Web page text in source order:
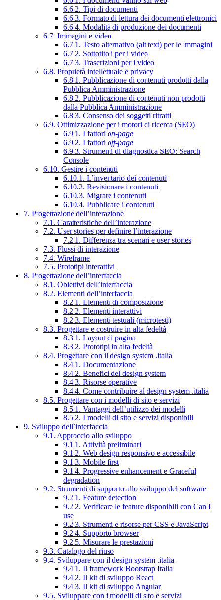
6.6.2. Tipi di documenti
6.6.3. Formato di lettura dei documenti elettronici
6.6.4. Modalità di produzione dei documenti
6.7. Immagini e video
6.7.1. Testo alternativo (alt text) per le immagini
6.7.2. Sottotitoli per i video
6.7.3. Trascrizioni per i video
6.8. Proprietà intellettuale e privacy
6.8.1. Pubblicazione di contenuti prodotti dalla
Pubblica Amministrazione
6.8.2. Pubblicazione di contenuti non prodotti
dalla Pubblica Amministrazione
6.8.3. Consenso dei soggetti ritratti
6.9. Ottimizzazione per i motori di ricerca (SEO)
6.9.1. I fattori on-page
6.9.2. I fattori off-page
6.9.3. Strumenti di diagnostica SEO: Search
Console
6.10. Gestire i contenuti
6.10.1. L’inventario dei contenuti
6.10.2. Revisionare i contenuti
6.10.3. Migrare i contenuti
6.10.4. Pubblicare i contenuti
7. Progettazione dell’interazione
7.1. Caratteristiche dell’interazione
7.2. User stories per definire l’interazione
7.2.1. Differenza tra scenari e user stories
7.3. Flussi di interazione
7.4. Wireframe
7.5. Prototipi interattivi
8. Progettazione dell’interfaccia
8.1. Obiettivi dell’interfaccia
8.2. Elementi dell’interfaccia
8.2.1. Elementi di composizione
8.2.2. Elementi interattivi
8.2.3. Elementi testuali (microtesti)
8.3. Progettare e costruire in alta fedeltà
8.3.1. Layout di pagina
8.3.2. Prototipi in alta fedeltà
8.4. Progettare con il design system .italia
8.4.1. Documentazione
8.4.2. Benefici del design system
8.4.3. Risorse operative
8.4.4. Come contribuire al design system .italia
8.5. Progettare con i modelli di sito e servizi
8.5.1. Vantaggi dell’utilizzo dei modelli
8.5.2. I modelli di sito e servizi disponibili
9. Sviluppo dell’interfaccia
9.1. Approccio allo sviluppo
9.1.1. Attività preliminari
9.1.2. Web design responsivo e accessibile
9.1.3. Mobile first
9.1.4. Progressive enhancement e Graceful
degradation
9.2. Strumenti di supporto allo sviluppo del software
9.2.1. Feature detection
9.2.2. Verificare le feature disponibili con Can I
use
9.2.3. Strumenti e risorse per CSS e JavaScript
9.2.4. Supporto browser
9.2.5. Misurare le prestazioni
9.3. Catalogo del riuso
9.4. Sviluppare con il design system .italia
9.4.1. Il framework Bootstrap Italia
9.4.2. Il kit di sviluppo React
9.4.3. Il kit di sviluppo Angular
9.5. Sviluppare con i modelli di sito e servizi